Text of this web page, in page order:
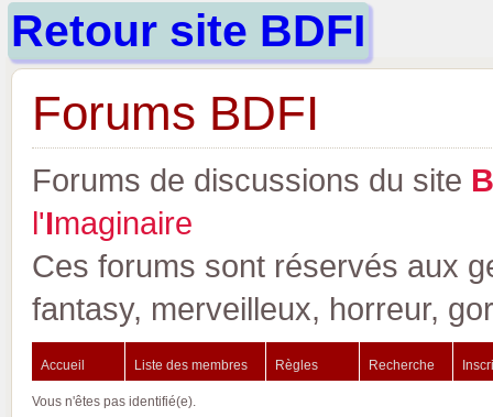
Retour site BDFI
Forums BDFI
Forums de discussions du site B
l'Imaginaire
Ces forums sont réservés aux
fantasy, merveilleux, horreur,
Accueil Liste des membres Règles Recherche
Vous n'êtes pas identifié(e).